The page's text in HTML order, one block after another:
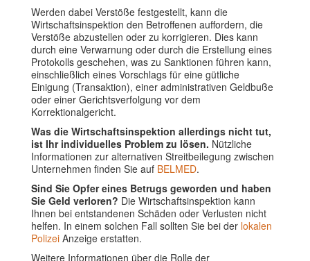
Werden dabei Verstöße festgestellt, kann die
Wirtschaftsinspektion den Betroffenen auffordern, die
Verstöße abzustellen oder zu korrigieren. Dies kann
durch eine Verwarnung oder durch die Erstellung eines
Protokolls geschehen, was zu Sanktionen führen kann,
einschließlich eines Vorschlags für eine gütliche
Einigung (Transaktion), einer administrativen Geldbuße
oder einer Gerichtsverfolgung vor dem
Korrektionalgericht.
Was die Wirtschaftsinspektion allerdings nicht tut,
ist Ihr individuelles Problem zu lösen. Nützliche
Informationen zur alternativen Streitbeilegung zwischen
Unternehmen finden Sie auf BELMED.
Sind Sie Opfer eines Betrugs geworden und haben
Sie Geld verloren? Die Wirtschaftsinspektion kann
Ihnen bei entstandenen Schäden oder Verlusten nicht
helfen. In einem solchen Fall sollten Sie bei der lokalen
Polizei Anzeige erstatten.
Weitere Informationen über die Rolle der